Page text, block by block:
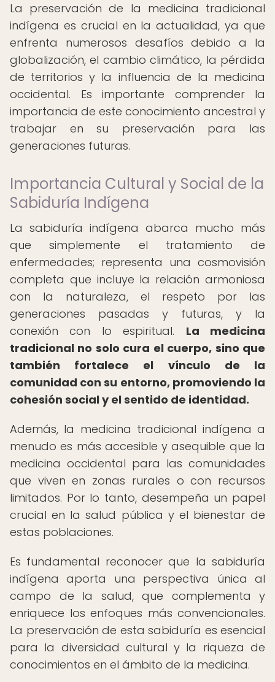
La preservación de la medicina tradicional
indígena es crucial en la actualidad, ya que
enfrenta numerosos desafíos debido a la
globalización, el cambio climático, la pérdida
de territorios y la influencia de la medicina
occidental. Es importante comprender la
importancia de este conocimiento ancestral y
trabajar en su preservación para las
generaciones futuras.
Importancia Cultural y Social de la
Sabiduría Indígena
La sabiduría indígena abarca mucho más
que simplemente el tratamiento de
enfermedades; representa una cosmovisión
completa que incluye la relación armoniosa
con la naturaleza, el respeto por las
generaciones pasadas y futuras, y la
conexión con lo espiritual. La medicina
tradicional no solo cura el cuerpo, sino que
también fortalece el vínculo de la
comunidad con su entorno, promoviendo la
cohesión social y el sentido de identidad.
Además, la medicina tradicional indígena a
menudo es más accesible y asequible que la
medicina occidental para las comunidades
que viven en zonas rurales o con recursos
limitados. Por lo tanto, desempeña un papel
crucial en la salud pública y el bienestar de
estas poblaciones.
Es fundamental reconocer que la sabiduría
indígena aporta una perspectiva única al
campo de la salud, que complementa y
enriquece los enfoques más convencionales.
La preservación de esta sabiduría es esencial
para la diversidad cultural y la riqueza de
conocimientos en el ámbito de la medicina.